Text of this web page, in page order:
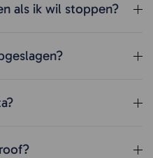
als ik wil stoppen?